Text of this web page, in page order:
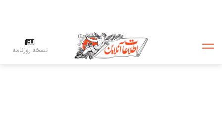
نسخه روزنامه